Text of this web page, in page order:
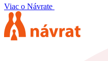
Viac o Návrate